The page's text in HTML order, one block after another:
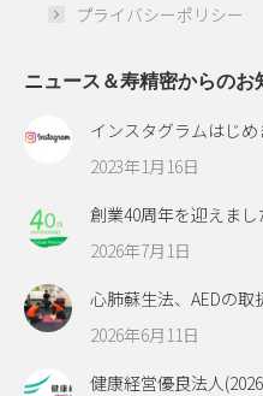
プライバシーポリシー
ニュース＆寿精密からのお
インスタグラムはじめ
2023年1月16日
創業40周年を迎えまし
2026年7月1日
心肺蘇生法、AEDの取
2026年6月11日
健康経営優良法人